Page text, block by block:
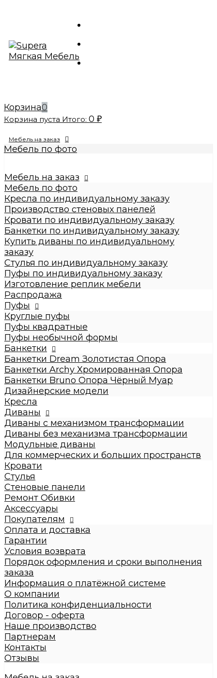
Корзина0
Корзина пуста Итого: 0 ₽
Мебель на заказ
Мебель по фото
Производство стеновых панелей
Кровати по индивидуальному заказу
Банкетки по индивидуальному заказу
Купить диваны по индивидуальному заказу
Стулья по индивидуальному заказу
Пуфы по индивидуальному заказу
Пуфы
Круглые пуфы
Большие 60x60x50см
Средние 43x43x45см
Малые круглые 35x35x42см
Пуфы квадратные
Dream
Archy
Другие модели (с принтом, букле,
антивандальные, кожзам и т.п.)
Пуфы необычной формы
Банкетки
Банкетки Dream Золотистая Опора
Банкетки Archy Хромированная Опора
Банкетки Bruno Опора Чёрный Муар
Дизайнерские модели
Кресла
Диваны
Диваны с механизмом трансформации
Диваны без механизма трансформации
Модульные диваны
Для коммерческих и больших пространств
Кровати
Детские кровати
Кровати взрослые
Стулья
Стеновые панели
Ремонт Обивки
Галерея
Мебель на заказ
Мебель по фото
Кресла по индивидуальному заказу
Производство стеновых панелей
Кровати по индивидуальному заказу
Банкетки по индивидуальному заказу
Купить диваны по индивидуальному
заказу
Стулья по индивидуальному заказу
Пуфы по индивидуальному заказу
Изготовление реплик мебели
Распродажа
Пуфы
Круглые пуфы
Пуфы квадратные
Пуфы необычной формы
Банкетки
Банкетки Dream Золотистая Опора
Банкетки Archy Хромированная Опора
Банкетки Bruno Опора Чёрный Муар
Дизайнерские модели
Кресла
Диваны
Диваны с механизмом трансформации
Диваны без механизма трансформации
Модульные диваны
Для коммерческих и больших пространств
Кровати
Стулья
Стеновые панели
Ремонт Обивки
Аксессуары
Покупателям
Оплата и доставка
Гарантии
Условия возврата
Порядок оформления и сроки выполнения
заказа
Информация о платёжной системе
О компании
Политика конфиденциальности
Договор - оферта
Наше производство
Партнерам
Контакты
Отзывы